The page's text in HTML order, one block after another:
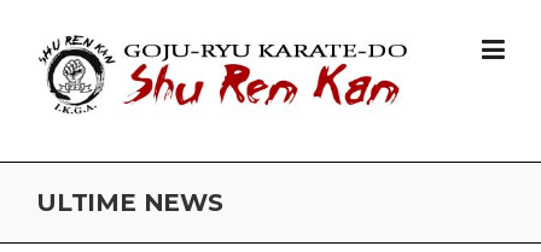
ULTIME NEWS